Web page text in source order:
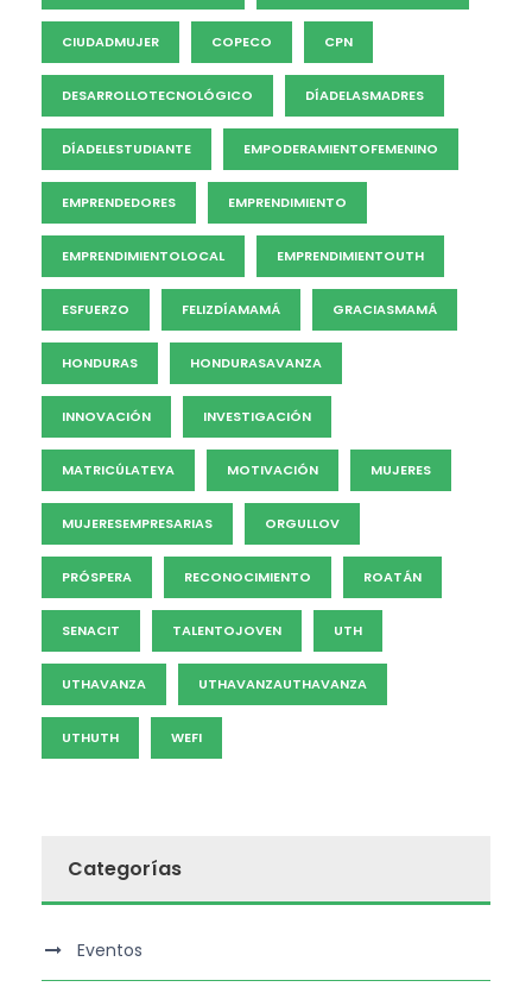
CIUDADMUJER COPECO CPN
DESARROLLOTECNOLÓGICO DÍADELASMADRES
DÍADELESTUDIANTE EMPODERAMIENTOFEMENINO
EMPRENDEDORES EMPRENDIMIENTO
EMPRENDIMIENTOLOCAL EMPRENDIMIENTOUTH
ESFUERZO FELIZDÍAMAMÁ GRACIASMAMÁ
HONDURAS HONDURASAVANZA
INNOVACIÓN INVESTIGACIÓN
MATRICÚLATEYA MOTIVACIÓN MUJERES
MUJERESEMPRESARIAS ORGULLOV
PRÓSPERA RECONOCIMIENTO ROATÁN
SENACIT TALENTOJOVEN UTH
UTHAVANZA UTHAVANZAUTHAVANZA
UTHUTH WEFI
Categorías
Eventos